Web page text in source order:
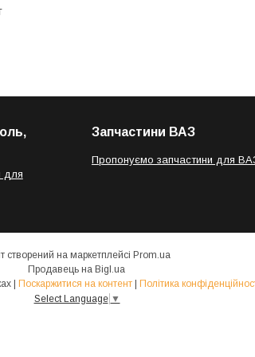
для
Запчастини ВАЗ
Пропонуємо запчастини для
створений на маркетплейсі Prom.ua
Продавець на Bigl.ua
Автомагазин на Позняках | Поскаржитися на контент | Політика
Select Language ▼